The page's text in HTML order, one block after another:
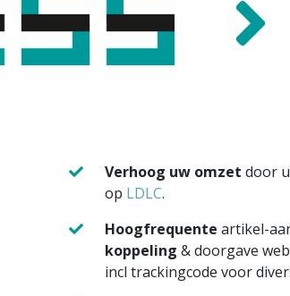
Verhoog uw omzet door
op LDLC.
Hoogfrequente artikel-
koppeling & doorgave
incl trackingcode voor